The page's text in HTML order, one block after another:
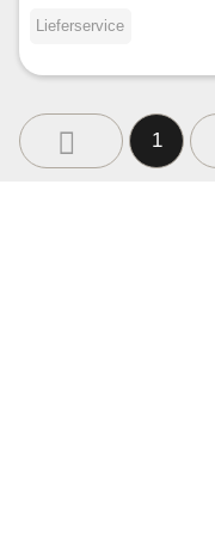
Lieferservice
1